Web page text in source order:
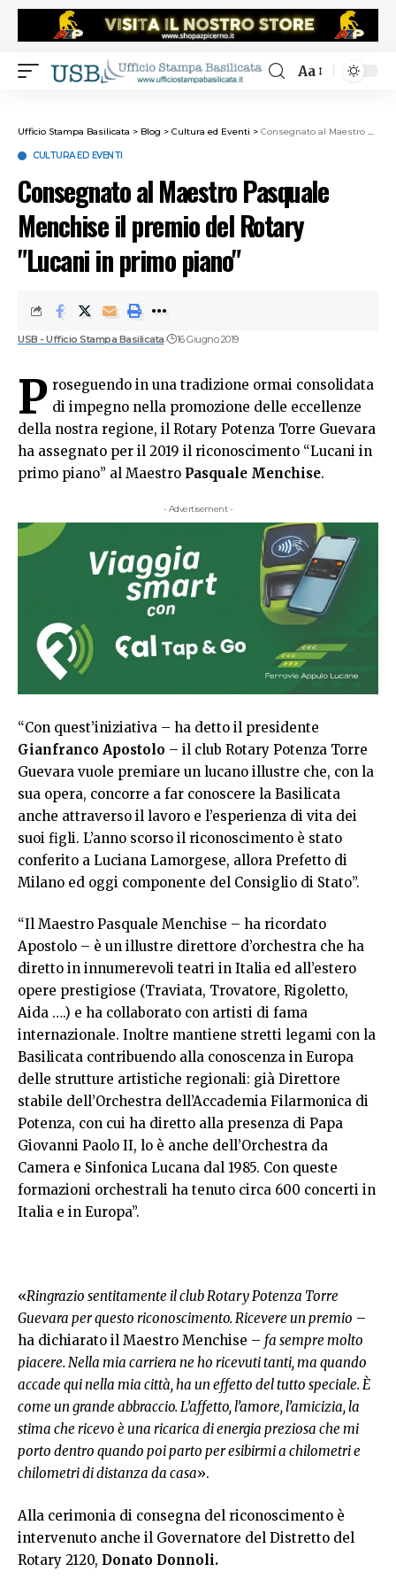
Aa
Ufficio Stampa Basilicata > Blog > Cultura ed Eventi > Consegnato al Maestro Pasquale Menchise il premio del Rotary "Lucani in primo piano"
CULTURA ED EVENTI
Consegnato al Maestro Pasquale
Menchise il premio del Rotary
"Lucani in primo piano"
USB - Ufficio Stampa Basilicata 16 Giugno 2019
P roseguendo in una tradizione ormai consolidata
di impegno nella promozione delle eccellenze
della nostra regione, il Rotary Potenza Torre Guevara
ha assegnato per il 2019 il riconoscimento “Lucani in
primo piano” al Maestro Pasquale Menchise.
- Advertisement -
“Con quest’iniziativa – ha detto il presidente
Gianfranco Apostolo – il club Rotary Potenza Torre
Guevara vuole premiare un lucano illustre che, con la
sua opera, concorre a far conoscere la Basilicata
anche attraverso il lavoro e l’esperienza di vita dei
suoi figli. L’anno scorso il riconoscimento è stato
conferito a Luciana Lamorgese, allora Prefetto di
Milano ed oggi componente del Consiglio di Stato”.
“Il Maestro Pasquale Menchise – ha ricordato
Apostolo – è un illustre direttore d’orchestra che ha
diretto in innumerevoli teatri in Italia ed all’estero
opere prestigiose (Traviata, Trovatore, Rigoletto,
Aida ….) e ha collaborato con artisti di fama
internazionale. Inoltre mantiene stretti legami con la
Basilicata contribuendo alla conoscenza in Europa
delle strutture artistiche regionali: già Direttore
stabile dell’Orchestra dell’Accademia Filarmonica di
Potenza, con cui ha diretto alla presenza di Papa
Giovanni Paolo II, lo è anche dell’Orchestra da
Camera e Sinfonica Lucana dal 1985. Con queste
formazioni orchestrali ha tenuto circa 600 concerti in
Italia e in Europa”.
«Ringrazio sentitamente il club Rotary Potenza Torre
Guevara per questo riconoscimento. Ricevere un premio –
ha dichiarato il Maestro Menchise – fa sempre molto
piacere. Nella mia carriera ne ho ricevuti tanti, ma quando
accade qui nella mia città, ha un effetto del tutto speciale. È
come un grande abbraccio. L’affetto, l’amore, l’amicizia, la
stima che ricevo è una ricarica di energia preziosa che mi
porto dentro quando poi parto per esibirmi a chilometri e
chilometri di distanza da casa».
Alla cerimonia di consegna del riconoscimento è
intervenuto anche il Governatore del Distretto del
Rotary 2120, Donato Donnoli.